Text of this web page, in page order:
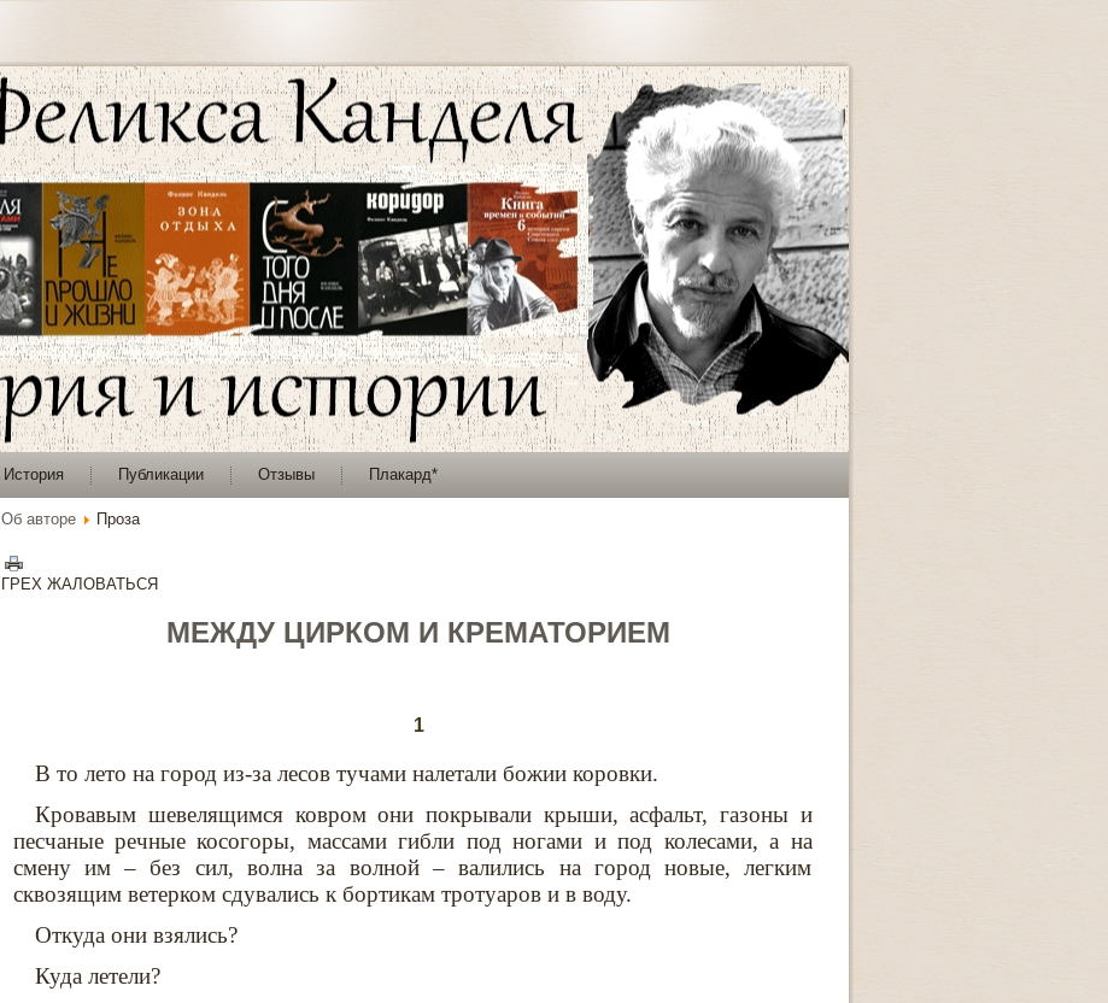
История Публикации Отзывы Плакард*
Об авторе Проза
ГРЕХ ЖАЛОВАТЬСЯ
МЕЖДУ ЦИРКОМ И КРЕМАТОРИЕМ
1
В то лето на город из-за лесов тучами налетали божии коровки.
Кровавым шевелящимся ковром они покрывали крыши, асфальт, газоны и
песчаные речные косогоры, массами гибли под ногами и под колесами, а на
смену им – без сил, волна за волной – валились на город новые, легким
сквозящим ветерком сдувались к бортикам тротуаров и в воду.
Откуда они взялись?
Куда летели?